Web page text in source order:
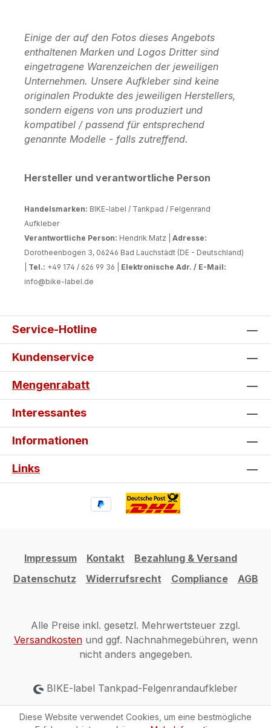
Einige der auf den Fotos dieses Angebots
enthaltenen Marken und Logos Dritter sind
eingetragene Warenzeichen der jeweiligen
Unternehmen. Unsere Aufkleber sind keine
originalen Produkte des jeweiligen Herstellers,
sondern eigens von uns produziert und
kompatibel / passend für entsprechend
genannte Modelle - falls zutreffend.
Hersteller und verantwortliche Person
Handelsmarken: BIKE-label / Tankpad / Felgenrand
Aufkleber
Verantwortliche Person: Hendrik Matz | Adresse:
Dorotheenbogen 3, 06246 Bad Lauchstädt (DE - Deutschland)
Tel.: +49 174 / 626 99 36 | Elektronische Adr. / E-Mail:
info@bike-label.de
Service-Hotline
Kundenservice
Mengenrabatt
Interessantes
Informationen
Links
Impressum Kontakt
Bezahlung & Versand
Datenschutz
Widerrufsrecht Compliance AGB
Alle Preise inkl. gesetzl. Mehrwertsteuer zzgl.
Versandkostenund ggf. Nachnahmegebühren, wenn
nicht anders angegeben.
BIKE-label Tankpad-Felgenrandaufkleber
Diese Website verwendet Cookies, um eine bestmögliche